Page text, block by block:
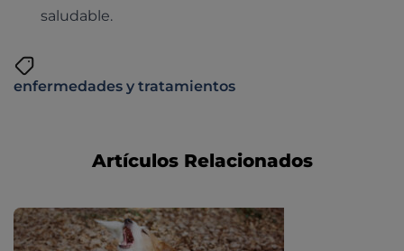
saludable.
enfermedades y tratamientos
Artículos Relacionados